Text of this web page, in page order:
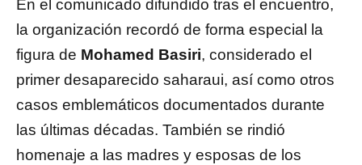
En el comunicado difundido tras el encuentro,
la organización recordó de forma especial la
figura de Mohamed Basiri, considerado el
primer desaparecido saharaui, así como otros
casos emblemáticos documentados durante
las últimas décadas. También se rindió
homenaje a las madres y esposas de los